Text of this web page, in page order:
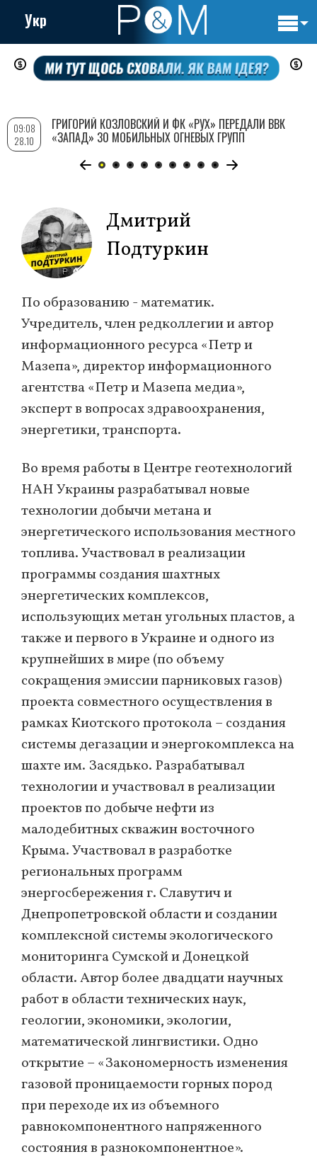
Перейти
содержанию
Укр
Дмитрий
Подтуркин
По образованию - математик.
Учредитель, член редколлегии и автор
информационного ресурса «Петр и
Мазепа», директор информационного
агентства «Петр и Мазепа медиа»,
эксперт в вопросах здравоохранения,
энергетики, транспорта.
Во время работы в Центре геотехнологий
НАН Украины разрабатывал новые
технологии добычи метана и
энергетического использования местного
топлива. Участвовал в реализации
программы создания шахтных
энергетических комплексов,
использующих метан угольных пластов, а
также и первого в Украине и одного из
крупнейших в мире (по объему
сокращения эмиссии парниковых газов)
проекта совместного осуществления в
рамках Киотского протокола – создания
системы дегазации и энергокомплекса на
шахте им. Засядько. Разрабатывал
технологии и участвовал в реализации
проектов по добыче нефти из
малодебитных скважин восточного
Крыма. Участвовал в разработке
региональных программ
энергосбережения г. Славутич и
Днепропетровской области и создании
комплексной системы экологического
мониторинга Сумской и Донецкой
области.Автор более двадцати научных
работ в области технических наук,
геологии, экономики, экологии,
математической лингвистики. Одно
открытие – «Закономерность изменения
газовой проницаемости горных пород
при переходе их из объемного
равнокомпонентного напряженного
состояния в разнокомпонентное».
09:08
28.10
ГРИГОРИЙ КОЗЛОВСКИЙ И ФК «РУХ» ПЕРЕДАЛИ ВВК
«ЗАПАД» 30 МОБИЛЬНЫХ ОГНЕВЫХ ГРУПП